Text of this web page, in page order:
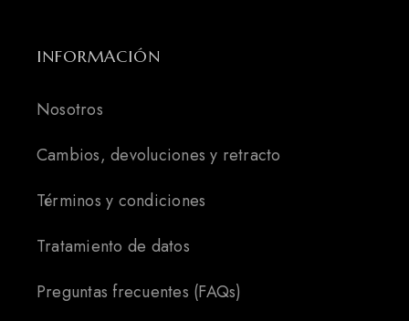
INFORMACIÓN
Nosotros
Cambios, devoluciones y retracto
Términos y condiciones
Tratamiento de datos
Preguntas frecuentes (FAQs)